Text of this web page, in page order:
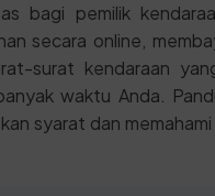
bagi pemilik
secara online,
surat kendaraan
waktu Anda.
syarat dan